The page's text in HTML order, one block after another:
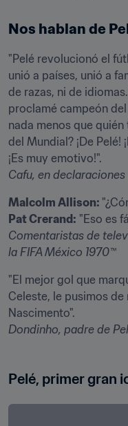
Nos hablan de
"Pelé revolucionó el
unió a países, unió a
de razas, ni de
proclamé campeón
nada menos que
del Mundial? ¡De
Cafu, en declaraciones
Malcolm Allison:
Pat Crerand:
Comentaristas de
la FIFA México 1970™
"El mejor gol que
Celeste, le pusimos
Dondinho, padre de
Pelé, primer gran